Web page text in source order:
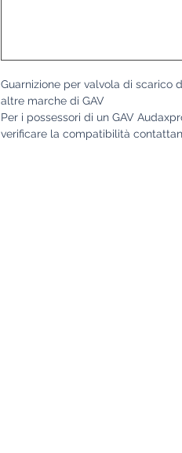
Guarnizione per valvola di scarico
altre marche di GAV
Per i possessori di un GAV
verificare la compatibilità